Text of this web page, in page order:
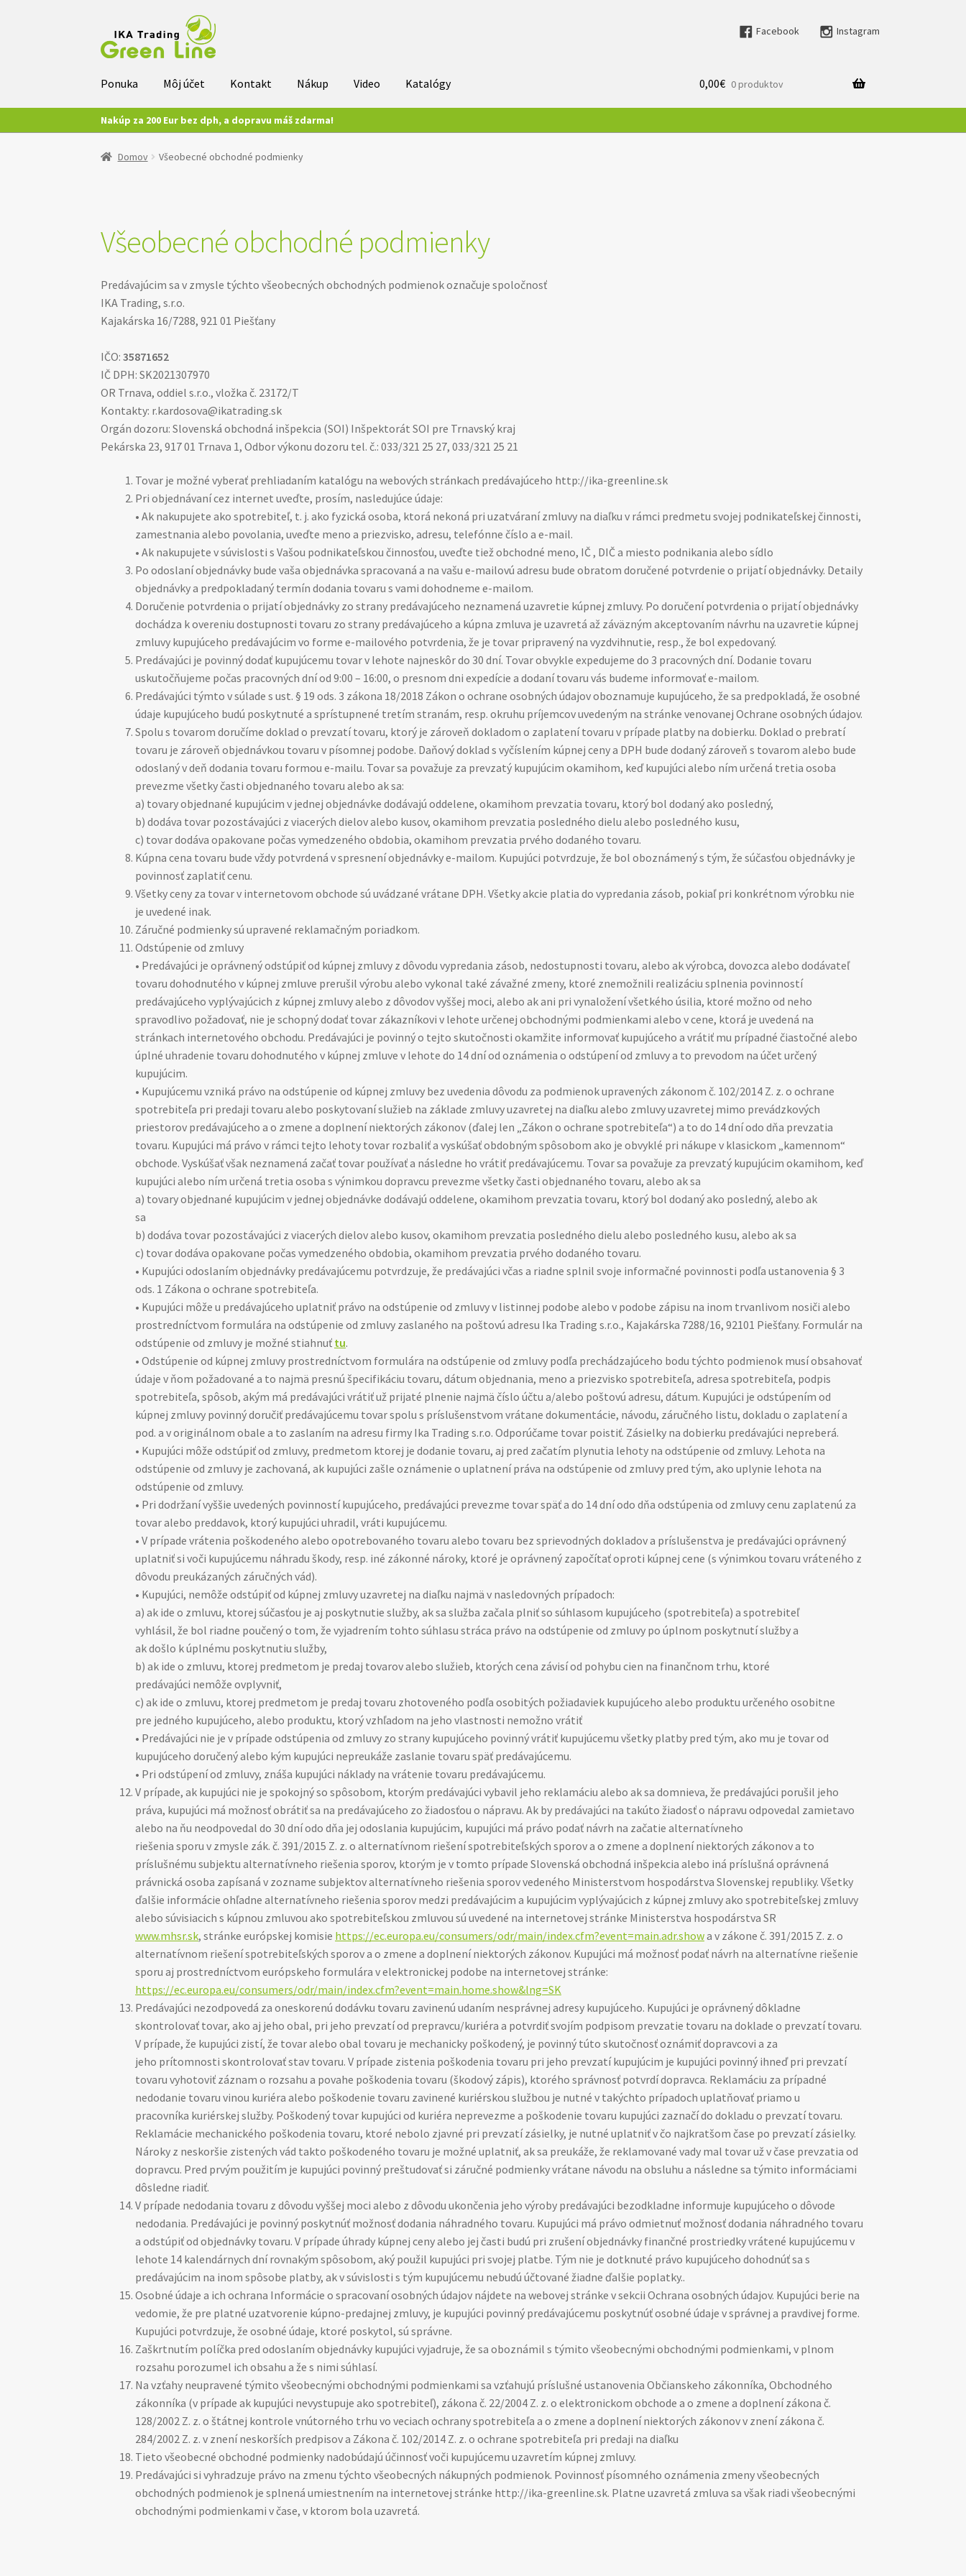
na
navigáciu
na
obsah
Facebook Instagram
Ponuka Môj účet Kontakt Nákup Video Katalógy 0,00€ 0 produktov
Nakúp za 200 Eur bez dph, a dopravu máš zdarma!
Domov Všeobecné obchodné podmienky
Všeobecné obchodné podmienky
Predávajúcim sa v zmysle týchto všeobecných obchodných podmienok označuje spoločnosť
IKA Trading, s.r.o.
Kajakárska 16/7288, 921 01 Piešťany
IČO: 35871652
IČ DPH: SK2021307970
OR Trnava, oddiel s.r.o., vložka č. 23172/T
Kontakty: r.kardosova@ikatrading.sk
Orgán dozoru: Slovenská obchodná inšpekcia (SOI) Inšpektorát SOI pre Trnavský kraj
Pekárska 23, 917 01 Trnava 1, Odbor výkonu dozoru tel. č.: 033/321 25 27, 033/321 25 21
Tovar je možné vyberať prehliadaním katalógu na webových stránkach predávajúceho http://ika-greenline.sk
Pri objednávaní cez internet uveďte, prosím, nasledujúce údaje:
• Ak nakupujete ako spotrebiteľ, t. j. ako fyzická osoba, ktorá nekoná pri uzatváraní zmluvy na diaľku v rámci predmetu svojej podnikateľskej činnosti,
zamestnania alebo povolania, uveďte meno a priezvisko, adresu, telefónne číslo a e-mail.
• Ak nakupujete v súvislosti s Vašou podnikateľskou činnosťou, uveďte tiež obchodné meno, IČ , DIČ a miesto podnikania alebo sídlo
Po odoslaní objednávky bude vaša objednávka spracovaná a na vašu e-mailovú adresu bude obratom doručené potvrdenie o prijatí objednávky. Detaily
objednávky a predpokladaný termín dodania tovaru s vami dohodneme e-mailom.
Doručenie potvrdenia o prijatí objednávky zo strany predávajúceho neznamená uzavretie kúpnej zmluvy. Po doručení potvrdenia o prijatí objednávky
dochádza k overeniu dostupnosti tovaru zo strany predávajúceho a kúpna zmluva je uzavretá až záväzným akceptovaním návrhu na uzavretie kúpnej
zmluvy kupujúceho predávajúcim vo forme e-mailového potvrdenia, že je tovar pripravený na vyzdvihnutie, resp., že bol expedovaný.
Predávajúci je povinný dodať kupujúcemu tovar v lehote najneskôr do 30 dní. Tovar obvykle expedujeme do 3 pracovných dní. Dodanie tovaru
uskutočňujeme počas pracovných dní od 9:00 – 16:00, o presnom dni expedície a dodaní tovaru vás budeme informovať e-mailom.
Predávajúci týmto v súlade s ust. § 19 ods. 3 zákona 18/2018 Zákon o ochrane osobných údajov oboznamuje kupujúceho, že sa predpokladá, že osobné
údaje kupujúceho budú poskytnuté a sprístupnené tretím stranám, resp. okruhu príjemcov uvedeným na stránke venovanej Ochrane osobných údajov.
Spolu s tovarom doručíme doklad o prevzatí tovaru, ktorý je zároveň dokladom o zaplatení tovaru v prípade platby na dobierku. Doklad o prebratí
tovaru je zároveň objednávkou tovaru v písomnej podobe. Daňový doklad s vyčíslením kúpnej ceny a DPH bude dodaný zároveň s tovarom alebo bude
odoslaný v deň dodania tovaru formou e-mailu. Tovar sa považuje za prevzatý kupujúcim okamihom, keď kupujúci alebo ním určená tretia osoba
prevezme všetky časti objednaného tovaru alebo ak sa:
a) tovary objednané kupujúcim v jednej objednávke dodávajú oddelene, okamihom prevzatia tovaru, ktorý bol dodaný ako posledný,
b) dodáva tovar pozostávajúci z viacerých dielov alebo kusov, okamihom prevzatia posledného dielu alebo posledného kusu,
c) tovar dodáva opakovane počas vymedzeného obdobia, okamihom prevzatia prvého dodaného tovaru.
Kúpna cena tovaru bude vždy potvrdená v spresnení objednávky e-mailom. Kupujúci potvrdzuje, že bol oboznámený s tým, že súčasťou objednávky je
povinnosť zaplatiť cenu.
Všetky ceny za tovar v internetovom obchode sú uvádzané vrátane DPH. Všetky akcie platia do vypredania zásob, pokiaľ pri konkrétnom výrobku nie
je uvedené inak.
Záručné podmienky sú upravené reklamačným poriadkom.
Odstúpenie od zmluvy
• Predávajúci je oprávnený odstúpiť od kúpnej zmluvy z dôvodu vypredania zásob, nedostupnosti tovaru, alebo ak výrobca, dovozca alebo dodávateľ
tovaru dohodnutého v kúpnej zmluve prerušil výrobu alebo vykonal také závažné zmeny, ktoré znemožnili realizáciu splnenia povinností
predávajúceho vyplývajúcich z kúpnej zmluvy alebo z dôvodov vyššej moci, alebo ak ani pri vynaložení všetkého úsilia, ktoré možno od neho
spravodlivo požadovať, nie je schopný dodať tovar zákazníkovi v lehote určenej obchodnými podmienkami alebo v cene, ktorá je uvedená na
stránkach internetového obchodu. Predávajúci je povinný o tejto skutočnosti okamžite informovať kupujúceho a vrátiť mu prípadné čiastočné alebo
úplné uhradenie tovaru dohodnutého v kúpnej zmluve v lehote do 14 dní od oznámenia o odstúpení od zmluvy a to prevodom na účet určený
kupujúcim.
• Kupujúcemu vzniká právo na odstúpenie od kúpnej zmluvy bez uvedenia dôvodu za podmienok upravených zákonom č. 102/2014 Z. z. o ochrane
spotrebiteľa pri predaji tovaru alebo poskytovaní služieb na základe zmluvy uzavretej na diaľku alebo zmluvy uzavretej mimo prevádzkových
priestorov predávajúceho a o zmene a doplnení niektorých zákonov (ďalej len „Zákon o ochrane spotrebiteľa“) a to do 14 dní odo dňa prevzatia
tovaru. Kupujúci má právo v rámci tejto lehoty tovar rozbaliť a vyskúšať obdobným spôsobom ako je obvyklé pri nákupe v klasickom „kamennom“
obchode. Vyskúšať však neznamená začať tovar používať a následne ho vrátiť predávajúcemu. Tovar sa považuje za prevzatý kupujúcim okamihom, keď
kupujúci alebo ním určená tretia osoba s výnimkou dopravcu prevezme všetky časti objednaného tovaru, alebo ak sa
a) tovary objednané kupujúcim v jednej objednávke dodávajú oddelene, okamihom prevzatia tovaru, ktorý bol dodaný ako posledný, alebo ak
sa
b) dodáva tovar pozostávajúci z viacerých dielov alebo kusov, okamihom prevzatia posledného dielu alebo posledného kusu, alebo ak sa
c) tovar dodáva opakovane počas vymedzeného obdobia, okamihom prevzatia prvého dodaného tovaru.
• Kupujúci odoslaním objednávky predávajúcemu potvrdzuje, že predávajúci včas a riadne splnil svoje informačné povinnosti podľa ustanovenia § 3
ods. 1 Zákona o ochrane spotrebiteľa.
• Kupujúci môže u predávajúceho uplatniť právo na odstúpenie od zmluvy v listinnej podobe alebo v podobe zápisu na inom trvanlivom nosiči alebo
prostredníctvom formulára na odstúpenie od zmluvy zaslaného na poštovú adresu Ika Trading s.r.o., Kajakárska 7288/16, 92101 Piešťany. Formulár na
odstúpenie od zmluvy je možné stiahnuť tu.
• Odstúpenie od kúpnej zmluvy prostredníctvom formulára na odstúpenie od zmluvy podľa prechádzajúceho bodu týchto podmienok musí obsahovať
údaje v ňom požadované a to najmä presnú špecifikáciu tovaru, dátum objednania, meno a priezvisko spotrebiteľa, adresa spotrebiteľa, podpis
spotrebiteľa, spôsob, akým má predávajúci vrátiť už prijaté plnenie najmä číslo účtu a/alebo poštovú adresu, dátum. Kupujúci je odstúpením od
kúpnej zmluvy povinný doručiť predávajúcemu tovar spolu s príslušenstvom vrátane dokumentácie, návodu, záručného listu, dokladu o zaplatení a
pod. a v originálnom obale a to zaslaním na adresu firmy Ika Trading s.r.o. Odporúčame tovar poistiť. Zásielky na dobierku predávajúci nepreberá.
• Kupujúci môže odstúpiť od zmluvy, predmetom ktorej je dodanie tovaru, aj pred začatím plynutia lehoty na odstúpenie od zmluvy. Lehota na
odstúpenie od zmluvy je zachovaná, ak kupujúci zašle oznámenie o uplatnení práva na odstúpenie od zmluvy pred tým, ako uplynie lehota na
odstúpenie od zmluvy.
• Pri dodržaní vyššie uvedených povinností kupujúceho, predávajúci prevezme tovar späť a do 14 dní odo dňa odstúpenia od zmluvy cenu zaplatenú za
tovar alebo preddavok, ktorý kupujúci uhradil, vráti kupujúcemu.
• V prípade vrátenia poškodeného alebo opotrebovaného tovaru alebo tovaru bez sprievodných dokladov a príslušenstva je predávajúci oprávnený
uplatniť si voči kupujúcemu náhradu škody, resp. iné zákonné nároky, ktoré je oprávnený započítať oproti kúpnej cene (s výnimkou tovaru vráteného z
dôvodu preukázaných záručných vád).
• Kupujúci, nemôže odstúpiť od kúpnej zmluvy uzavretej na diaľku najmä v nasledovných prípadoch:
a) ak ide o zmluvu, ktorej súčasťou je aj poskytnutie služby, ak sa služba začala plniť so súhlasom kupujúceho (spotrebiteľa) a spotrebiteľ
vyhlásil, že bol riadne poučený o tom, že vyjadrením tohto súhlasu stráca právo na odstúpenie od zmluvy po úplnom poskytnutí služby a
ak došlo k úplnému poskytnutiu služby,
b) ak ide o zmluvu, ktorej predmetom je predaj tovarov alebo služieb, ktorých cena závisí od pohybu cien na finančnom trhu, ktoré
predávajúci nemôže ovplyvniť,
c) ak ide o zmluvu, ktorej predmetom je predaj tovaru zhotoveného podľa osobitých požiadaviek kupujúceho alebo produktu určeného osobitne
pre jedného kupujúceho, alebo produktu, ktorý vzhľadom na jeho vlastnosti nemožno vrátiť
• Predávajúci nie je v prípade odstúpenia od zmluvy zo strany kupujúceho povinný vrátiť kupujúcemu všetky platby pred tým, ako mu je tovar od
kupujúceho doručený alebo kým kupujúci nepreukáže zaslanie tovaru späť predávajúcemu.
• Pri odstúpení od zmluvy, znáša kupujúci náklady na vrátenie tovaru predávajúcemu.
V prípade, ak kupujúci nie je spokojný so spôsobom, ktorým predávajúci vybavil jeho reklamáciu alebo ak sa domnieva, že predávajúci porušil jeho
práva, kupujúci má možnosť obrátiť sa na predávajúceho zo žiadosťou o nápravu. Ak by predávajúci na takúto žiadosť o nápravu odpovedal zamietavo
alebo na ňu neodpovedal do 30 dní odo dňa jej odoslania kupujúcim, kupujúci má právo podať návrh na začatie alternatívneho
riešenia sporu v zmysle zák. č. 391/2015 Z. z. o alternatívnom riešení spotrebiteľských sporov a o zmene a doplnení niektorých zákonov a to
príslušnému subjektu alternatívneho riešenia sporov, ktorým je v tomto prípade Slovenská obchodná inšpekcia alebo iná príslušná oprávnená
právnická osoba zapísaná v zozname subjektov alternatívneho riešenia sporov vedeného Ministerstvom hospodárstva Slovenskej republiky. Všetky
ďalšie informácie ohľadne alternatívneho riešenia sporov medzi predávajúcim a kupujúcim vyplývajúcich z kúpnej zmluvy ako spotrebiteľskej zmluvy
alebo súvisiacich s kúpnou zmluvou ako spotrebiteľskou zmluvou sú uvedené na internetovej stránke Ministerstva hospodárstva SR
www.mhsr.sk, stránke európskej komisie https://ec.europa.eu/consumers/odr/main/index.cfm?event=main.adr.showa v zákone č. 391/2015 Z. z. o
alternatívnom riešení spotrebiteľských sporov a o zmene a doplnení niektorých zákonov. Kupujúci má možnosť podať návrh na alternatívne riešenie
sporu aj prostredníctvom európskeho formulára v elektronickej podobe na internetovej stránke:
https://ec.europa.eu/consumers/odr/main/index.cfm?event=main.home.show&lng=SK
Predávajúci nezodpovedá za oneskorenú dodávku tovaru zavinenú udaním nesprávnej adresy kupujúceho. Kupujúci je oprávnený dôkladne
skontrolovať tovar, ako aj jeho obal, pri jeho prevzatí od prepravcu/kuriéra a potvrdiť svojím podpisom prevzatie tovaru na doklade o prevzatí tovaru.
V prípade, že kupujúci zistí, že tovar alebo obal tovaru je mechanicky poškodený, je povinný túto skutočnosť oznámiť dopravcovi a za
jeho prítomnosti skontrolovať stav tovaru. V prípade zistenia poškodenia tovaru pri jeho prevzatí kupujúcim je kupujúci povinný ihneď pri prevzatí
tovaru vyhotoviť záznam o rozsahu a povahe poškodenia tovaru (škodový zápis), ktorého správnosť potvrdí dopravca. Reklamáciu za prípadné
nedodanie tovaru vinou kuriéra alebo poškodenie tovaru zavinené kuriérskou službou je nutné v takýchto prípadoch uplatňovať priamo u
pracovníka kuriérskej služby. Poškodený tovar kupujúci od kuriéra neprevezme a poškodenie tovaru kupujúci zaznačí do dokladu o prevzatí tovaru.
Reklamácie mechanického poškodenia tovaru, ktoré nebolo zjavné pri prevzatí zásielky, je nutné uplatniť v čo najkratšom čase po prevzatí zásielky.
Nároky z neskoršie zistených vád takto poškodeného tovaru je možné uplatniť, ak sa preukáže, že reklamované vady mal tovar už v čase prevzatia od
dopravcu. Pred prvým použitím je kupujúci povinný preštudovať si záručné podmienky vrátane návodu na obsluhu a následne sa týmito informáciami
dôsledne riadiť.
V prípade nedodania tovaru z dôvodu vyššej moci alebo z dôvodu ukončenia jeho výroby predávajúci bezodkladne informuje kupujúceho o dôvode
nedodania. Predávajúci je povinný poskytnúť možnosť dodania náhradného tovaru. Kupujúci má právo odmietnuť možnosť dodania náhradného tovaru
a odstúpiť od objednávky tovaru. V prípade úhrady kúpnej ceny alebo jej časti budú pri zrušení objednávky finančné prostriedky vrátené kupujúcemu v
lehote 14 kalendárnych dní rovnakým spôsobom, aký použil kupujúci pri svojej platbe. Tým nie je dotknuté právo kupujúceho dohodnúť sa s
predávajúcim na inom spôsobe platby, ak v súvislosti s tým kupujúcemu nebudú účtované žiadne ďalšie poplatky..
Osobné údaje a ich ochrana Informácie o spracovaní osobných údajov nájdete na webovej stránke v sekcii Ochrana osobných údajov. Kupujúci berie na
vedomie, že pre platné uzatvorenie kúpno-predajnej zmluvy, je kupujúci povinný predávajúcemu poskytnúť osobné údaje v správnej a pravdivej forme.
Kupujúci potvrdzuje, že osobné údaje, ktoré poskytol, sú správne.
Zaškrtnutím políčka pred odoslaním objednávky kupujúci vyjadruje, že sa oboznámil s týmito všeobecnými obchodnými podmienkami, v plnom
rozsahu porozumel ich obsahu a že s nimi súhlasí.
Na vzťahy neupravené týmito všeobecnými obchodnými podmienkami sa vzťahujú príslušné ustanovenia Občianskeho zákonníka, Obchodného
zákonníka (v prípade ak kupujúci nevystupuje ako spotrebiteľ), zákona č. 22/2004 Z. z. o elektronickom obchode a o zmene a doplnení zákona č.
128/2002 Z. z. o štátnej kontrole vnútorného trhu vo veciach ochrany spotrebiteľa a o zmene a doplnení niektorých zákonov v znení zákona č.
284/2002 Z. z. v znení neskorších predpisov a Zákona č. 102/2014 Z. z. o ochrane spotrebiteľa pri predaji na diaľku
Tieto všeobecné obchodné podmienky nadobúdajú účinnosť voči kupujúcemu uzavretím kúpnej zmluvy.
Predávajúci si vyhradzuje právo na zmenu týchto všeobecných nákupných podmienok. Povinnosť písomného oznámenia zmeny všeobecných
obchodných podmienok je splnená umiestnením na internetovej stránke http://ika-greenline.sk. Platne uzavretá zmluva sa však riadi všeobecnými
obchodnými podmienkami v čase, v ktorom bola uzavretá.